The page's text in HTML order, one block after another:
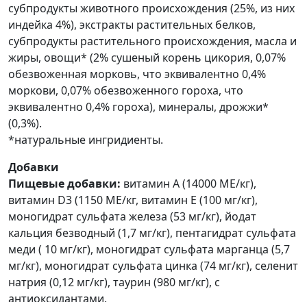
субпродукты животного происхождения (25%, из них
индейка 4%), экстракты растительных белков,
субпродукты растительного происхождения, масла и
жиры, овощи* (2% сушеный корень цикория, 0,07%
обезвоженная морковь, что эквивалентно 0,4%
моркови, 0,07% обезвоженного гороха, что
эквивалентно 0,4% гороха), минералы, дрожжи*
(0,3%).
*натуральные ингридиенты.
Добавки
Пищевые добавки: витамин А (14000 МЕ/кг),
витамин D3 (1150 МЕ/кг, витамин Е (100 мг/кг),
моногидрат сульфата железа (53 мг/кг), йодат
кальция безводный (1,7 мг/кг), пентагидрат сульфата
меди ( 10 мг/кг), моногидрат сульфата марганца (5,7
мг/кг), моногидрат сульфата цинка (74 мг/кг), селенит
натрия (0,12 мг/кг), таурин (980 мг/кг), с
антиоксидантами.